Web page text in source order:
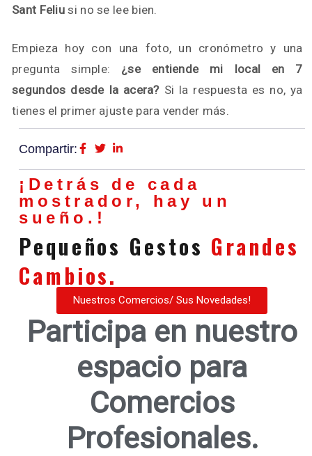
Sant Feliu si no se lee bien.
Empieza hoy con una foto, un cronómetro y una
pregunta simple: ¿se entiende mi local en 7
segundos desde la acera?Si la respuesta es no, ya
tienes el primer ajuste para vender más.
Compartir:
¡Detrás de cada
mostrador, hay un
sueño.!
Pequeños Gestos Grandes
Cambios.
Nuestros Comercios/ Sus Novedades!
Participa en nuestro
espacio para
Comercios
Profesionales.